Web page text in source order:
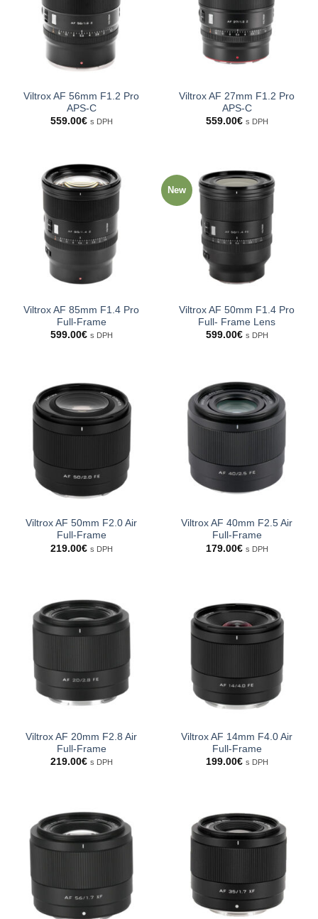
Viltrox AF 56mm F1.2 Pro
APS-C
559.00€ s DPH
Viltrox AF 27mm F1.2 Pro
APS-C
559.00€ s DPH
Viltrox AF 85mm F1.4 Pro
Full-Frame
599.00€ s DPH
New
Viltrox AF 50mm F1.4 Pro
Full- Frame Lens
599.00€ s DPH
Viltrox AF 50mm F2.0 Air
Full-Frame
219.00€ s DPH
Viltrox AF 40mm F2.5 Air
Full-Frame
179.00€ s DPH
Viltrox AF 20mm F2.8 Air
Full-Frame
219.00€ s DPH
Viltrox AF 14mm F4.0 Air
Full-Frame
199.00€ s DPH